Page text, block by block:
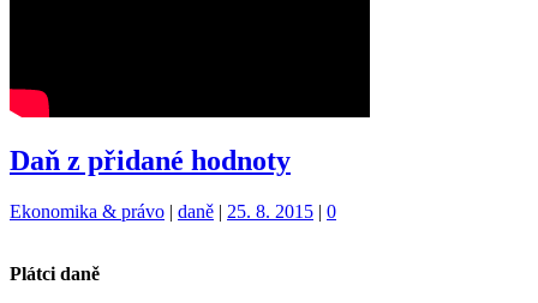
Daň z přidané hodnoty
Kategorie:
Ekonomika & právo | Štítky:
daně | 25. 8. 2015 | 0
Plátci daně